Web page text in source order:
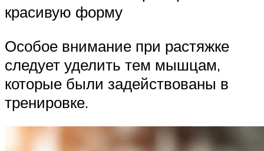
красивую форму
Особое внимание при растяжке
следует уделить тем мышцам,
которые были задействованы в
тренировке.